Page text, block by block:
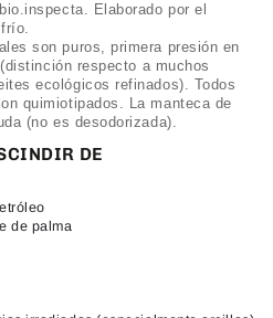
Elaborado por el
son puros, primera presión en
respecto a muchos
ecológicos refinados). Todos
quimiotipados. La manteca de
(no es desodorizada).
DE
de palma